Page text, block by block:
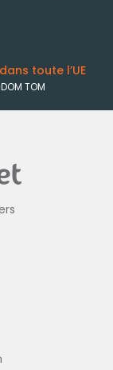
toute l’UE
TOM